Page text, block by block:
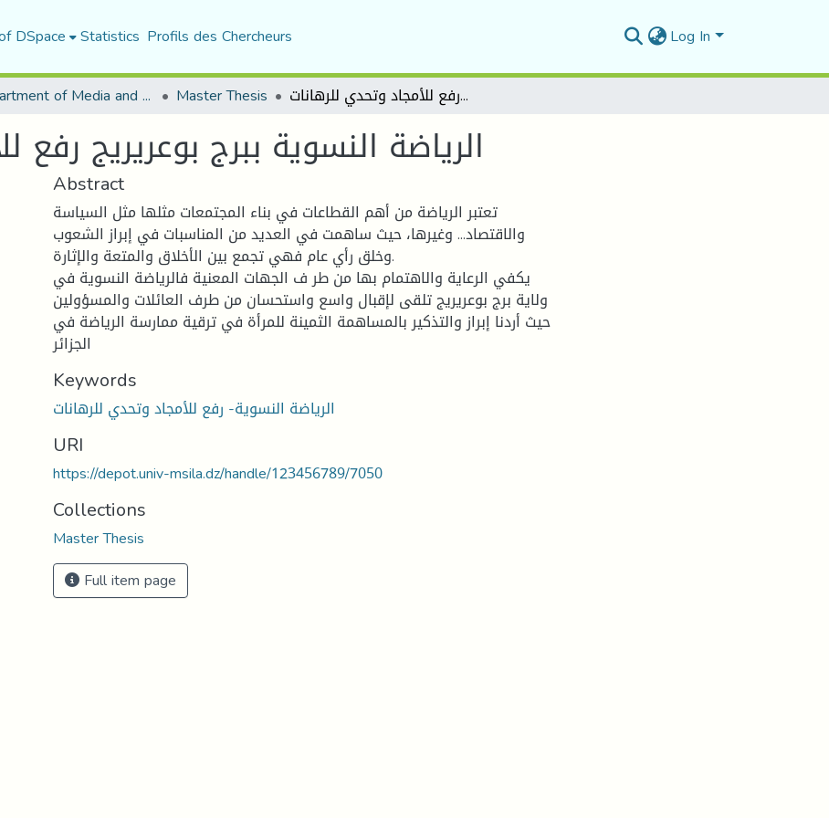
DSpace Statistics Profils des Chercheurs Log In
Department of Media and Communication Studies Master Thesis الرياضة النسوية ببرج بوعريريج رفع للأمجاد وتحدي للرهانات
الرياضة النسوية ببرج بوعريريج رفع
Abstract
تعتبر الریاضة من أهم القطاعات في بناء المجتمعات مثلها مثل السیاسة
والاقتصاد... وغیرها، حیث ساهمت في العدید من المناسبات في إبراز الشعوب
وخلق رأي عام فهي تجمع بین الأخلاق والمتعة والإثارة.
یكفي الرعایة والاهتمام بها من طر ف الجهات المعنیة فالریاضة النسویة في
ولایة برج بوعریریج تلقى لإقبال واسع واستحسان من طرف العائلات والمسؤولین
حیث أردنا إبراز والتذكیر بالمساهمة الثمینة للمرأة في ترقیة ممارسة الریاضة في
الجزائر
Keywords
الرياضة النسوية- رفع للأمجاد وتحدي للرهانات
URI
https://depot.univ-msila.dz/handle/123456789/7050
Collections
Master Thesis
Full item page